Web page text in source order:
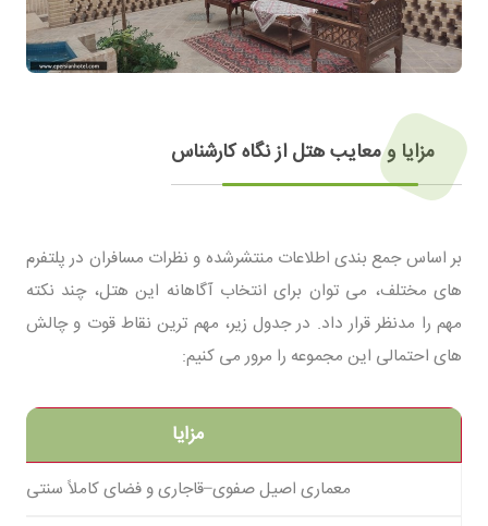
مزایا و معایب هتل از نگاه کارشناس
بر اساس جمع بندی اطلاعات منتشرشده و نظرات مسافران در پلتفرم
های مختلف، می توان برای انتخاب آگاهانه این هتل، چند نکته
مهم را مدنظر قرار داد. در جدول زیر، مهم ترین نقاط قوت و چالش
های احتمالی این مجموعه را مرور می کنیم:
مزایا
معماری اصیل صفوی–قاجاری و فضای کاملاً سنتی